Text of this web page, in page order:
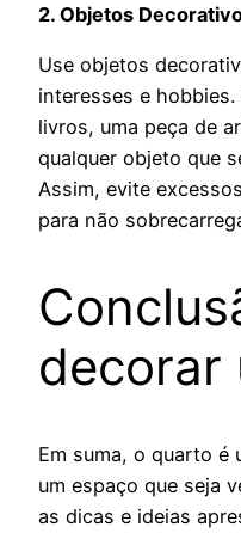
2. Objetos
Use objetos
interesses e
livros, uma peça de
qualquer objeto que
Assim, evite
para não
decorar
Em suma, o quarto é
um espaço que seja
as dicas e ideias